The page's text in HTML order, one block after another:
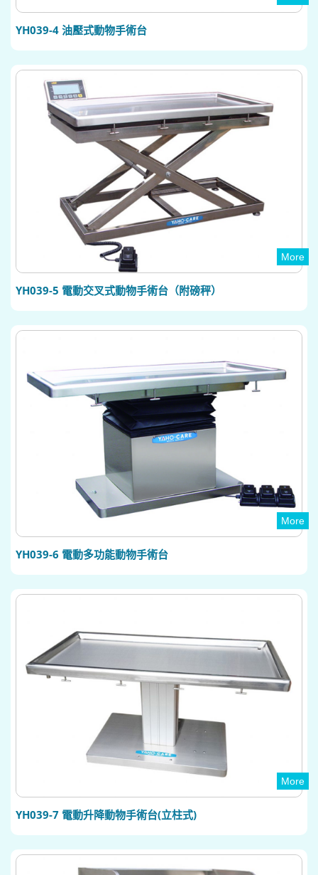
YH039-4 油壓式動物手術台
More
YH039-5 電動交叉式動物手術台（附磅秤）
More
YH039-6 電動多功能動物手術台
More
YH039-7 電動升降動物手術台(立柱式)